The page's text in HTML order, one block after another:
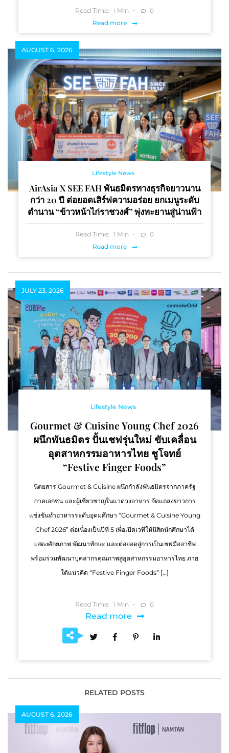
Read Time: 1 Min
0
Read more
AUGUST 6, 2026
Lifestyle News
AirAsia X SEE FAH พันธมิตรทางธุรกิจยาวนาน
กว่า 20 ปี ต่อยอดเสิร์ฟความอร่อย ยกเมนูระดับ
ตำนาน “ข้าวหน้าไก่ราชวงศ์” พุ่งทะยานสู่น่านฟ้า
Read Time: 1 Min
0
Read more
JULY 23, 2026
Lifestyle News
Gourmet & Cuisine Young Chef 2026
ผนึกพันธมิตร ปั้นเชฟรุ่นใหม่ ขับเคลื่อน
อุตสาหกรรมอาหารไทย ชูโจทย์
“Festive Finger Foods”
นิตยสาร Gourmet & Cuisine ผนึกกำลังพันธมิตรจากภาครัฐ
ภาคเอกชน และผู้เชี่ยวชาญในแวดวงอาหาร จัดแถลงข่าวการ
แข่งขันทำอาหารระดับอุดมศึกษา “Gourmet & Cuisine Young
Chef 2026” ต่อเนื่องเป็นปีที่ 5 เพื่อเปิดเวทีให้นิสิตนักศึกษาได้
แสดงศักยภาพ พัฒนาทักษะ และต่อยอดสู่การเป็นเชฟมืออาชีพ
พร้อมร่วมพัฒนาบุคลากรคุณภาพสู่อุตสาหกรรมอาหารไทย ภาย
ใต้แนวคิด “Festive Finger Foods” […]
Read Time: 1 Min 0
Read more
RELATED POSTS
AUGUST 6, 2026